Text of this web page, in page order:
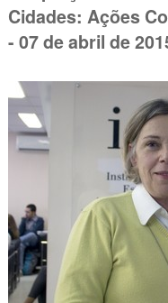
Cidades: Ações
- 07 de abril de